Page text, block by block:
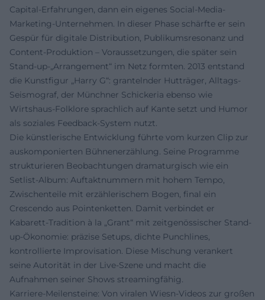
Capital-Erfahrungen, dann ein eigenes Social-Media-
Marketing-Unternehmen. In dieser Phase schärfte er sein
Gespür für digitale Distribution, Publikumsresonanz und
Content-Produktion – Voraussetzungen, die später sein
Stand-up-„Arrangement“ im Netz formten. 2013 entstand
die Kunstfigur „Harry G“: grantelnder Hutträger, Alltags-
Seismograf, der Münchner Schickeria ebenso wie
Wirtshaus-Folklore sprachlich auf Kante setzt und Humor
als soziales Feedback-System nutzt.
Die künstlerische Entwicklung führte vom kurzen Clip zur
auskomponierten Bühnenerzählung. Seine Programme
strukturieren Beobachtungen dramaturgisch wie ein
Setlist-Album: Auftaktnummern mit hohem Tempo,
Zwischenteile mit erzählerischem Bogen, final ein
Crescendo aus Pointenketten. Damit verbindet er
Kabarett-Tradition à la „Grant“ mit zeitgenössischer Stand-
up-Ökonomie: präzise Setups, dichte Punchlines,
kontrollierte Improvisation. Diese Mischung verankert
seine Autorität in der Live-Szene und macht die
Aufnahmen seiner Shows streamingfähig.
Karriere-Meilensteine: Von viralen Wiesn-Videos zur großen